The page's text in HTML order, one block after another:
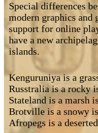
Special differences
modern graphics and
support for online
have a new
islands.
Kenguruniya is a
Russtralia is a rocky
Stateland is a marsh
Brotville is a snowy
Afropegs is a